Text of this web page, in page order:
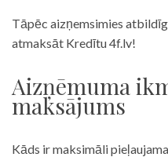
Tāpēc aizņemsimies
atmaksāt Kredītu 4f.lv!
Aizņēmuma
maksājums
Kāds ir maksimāli